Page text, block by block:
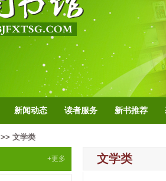
新闻动态 读者服务 新书推荐
>> 文学类
+更多 文学类